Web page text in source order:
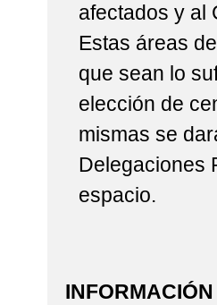
afectados y al
Estas áreas
que sean lo
elección de
mismas se
Delegaciones
espacio.